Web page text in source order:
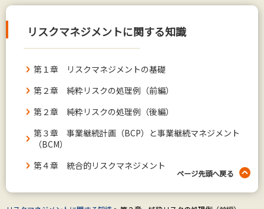
ページ先頭へ戻る
リスクマネジメントに関する知識
第１章 リスクマネジメントの基礎
第２章 純粋リスクの処理例（前編）
第２章 純粋リスクの処理例（後編）
第３章 事業継続計画（BCP）と事業継続マネジメント
（BCM）
第４章 統合的リスクマネジメント（ERM）